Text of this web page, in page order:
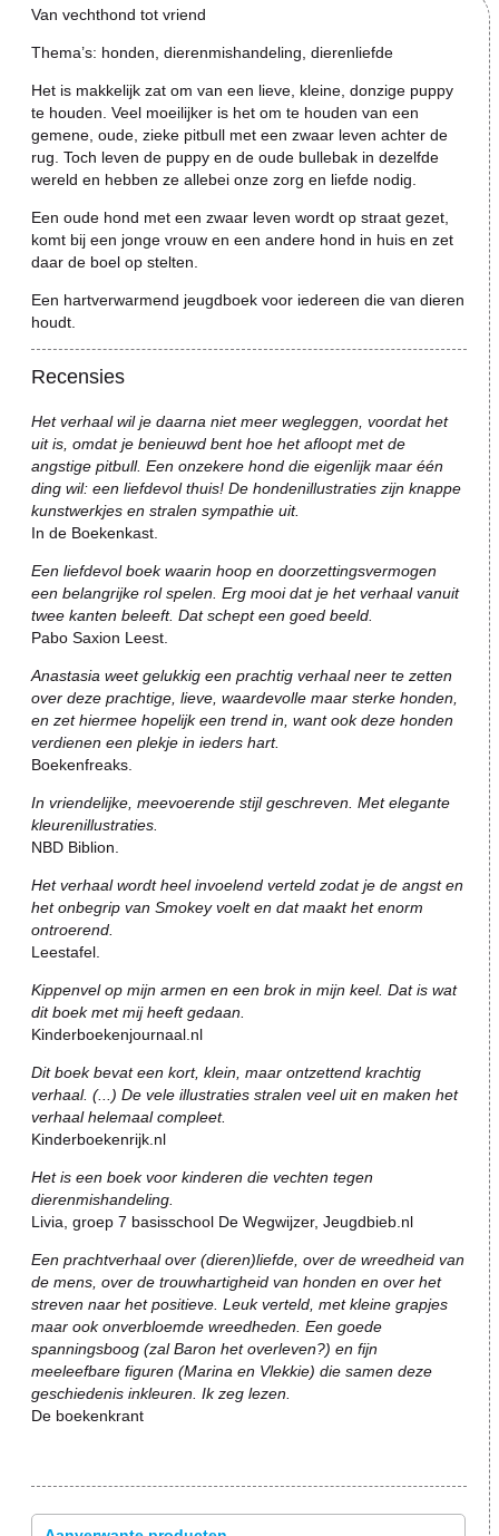
Van vechthond tot vriend
Thema’s: honden, dierenmishandeling, dierenliefde
Het is makkelijk zat om van een lieve, kleine, donzige puppy
te houden. Veel moeilijker is het om te houden van een
gemene, oude, zieke pitbull met een zwaar leven achter de
rug. Toch leven de puppy en de oude bullebak in dezelfde
wereld en hebben ze allebei onze zorg en liefde nodig.
Een oude hond met een zwaar leven wordt op straat gezet,
komt bij een jonge vrouw en een andere hond in huis en zet
daar de boel op stelten.
Een hartverwarmend jeugdboek voor iedereen die van dieren
houdt.
Recensies
Het verhaal wil je daarna niet meer wegleggen, voordat het
uit is, omdat je benieuwd bent hoe het afloopt met de
angstige pitbull. Een onzekere hond die eigenlijk maar één
ding wil: een liefdevol thuis! De hondenillustraties zijn knappe
kunstwerkjes en stralen sympathie uit.
In de Boekenkast.
Een liefdevol boek waarin hoop en doorzettingsvermogen
een belangrijke rol spelen. Erg mooi dat je het verhaal vanuit
twee kanten beleeft. Dat schept een goed beeld.
Pabo Saxion Leest.
Anastasia weet gelukkig een prachtig verhaal neer te zetten
over deze prachtige, lieve, waardevolle maar sterke honden,
en zet hiermee hopelijk een trend in, want ook deze honden
verdienen een plekje in ieders hart.
Boekenfreaks.
In vriendelijke, meevoerende stijl geschreven. Met elegante
kleurenillustraties.
NBD Biblion.
Het verhaal wordt heel invoelend verteld zodat je de angst en
het onbegrip van Smokey voelt en dat maakt het enorm
ontroerend.
Leestafel.
Kippenvel op mijn armen en een brok in mijn keel. Dat is wat
dit boek met mij heeft gedaan.
Kinderboekenjournaal.nl
Dit boek bevat een kort, klein, maar ontzettend krachtig
verhaal. (...) De vele illustraties stralen veel uit en maken het
verhaal helemaal compleet.
Kinderboekenrijk.nl
Het is een boek voor kinderen die vechten tegen
dierenmishandeling.
Livia, groep 7 basisschool De Wegwijzer, Jeugdbieb.nl
Een prachtverhaal over (dieren)liefde, over de wreedheid van
de mens, over de trouwhartigheid van honden en over het
streven naar het positieve. Leuk verteld, met kleine grapjes
maar ook onverbloemde wreedheden. Een goede
spanningsboog (zal Baron het overleven?) en fijn
meeleefbare figuren (Marina en Vlekkie) die samen deze
geschiedenis inkleuren. Ik zeg lezen.
De boekenkrant